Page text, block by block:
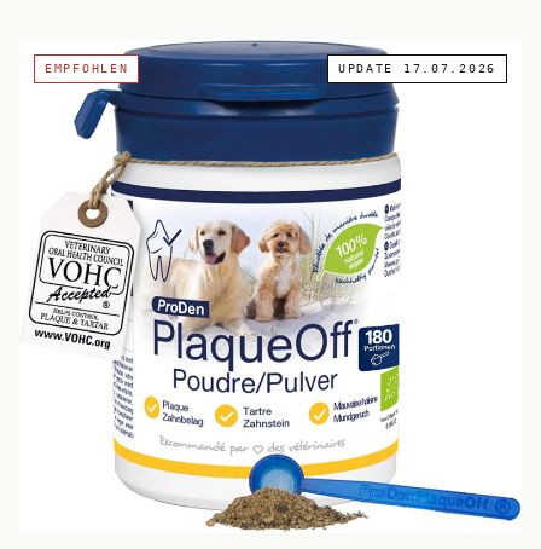
EMPFOHLEN UPDATE 17.07.2026